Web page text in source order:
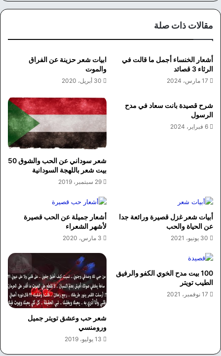
وك
مقالات ذات صلة
أشعار الخنساء أجمل ما قالت في
الرثاء 3 قصائد
17 مارس، 2024
ابيات شعر حزينة عن الفراق
والموت
30 أبريل، 2020
شرح قصيدة بانت سعاد في مدح
الرسول
6 فبراير، 2024
شعر سوداني عن الحب والشوق 50
بيت شعر باللهجة السودانية
29 سبتمبر، 2019
أبيات شعر غزل قصيرة ورائعة جدا
عن الحياة والحب
30 يونيو، 2021
أشعار جميلة عن الحب قصيرة
لأشهر الشعراء
3 مارس، 2020
100 بيت مدح الخوي الكفو والرفيق
الطيب تويتر
17 نوفمبر، 2021
شعر حب وعشق تويتر جميل
ورومنسي
13 يوليو، 2019